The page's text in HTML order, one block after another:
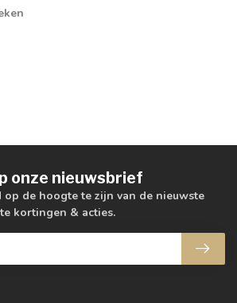
onze nieuwsbrief
de hoogte te zijn van de nieuwste
kortingen & acties.